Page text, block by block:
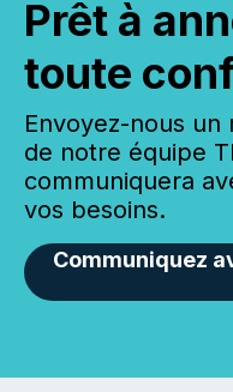
Prêt à
toute
Envoyez-nous
de notre équipe
communiquera
vos besoins.
Communiquez